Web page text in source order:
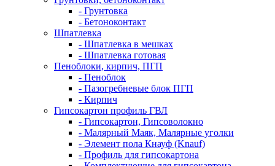
- Грунтовка
- Бетоноконтакт
Шпатлевка
- Шпатлевка в мешках
- Шпатлевка готовая
Пеноблоки, кирпич, ПГП
- Пеноблок
- Пазогребневые блок ПГП
- Кирпич
Гипсокартон профиль ГВЛ
- Гипсокартон, Гипсоволокно
- Малярный Маяк, Малярные уголки
- Элемент пола Кнауф (Knauf)
- Профиль для гипсокартона